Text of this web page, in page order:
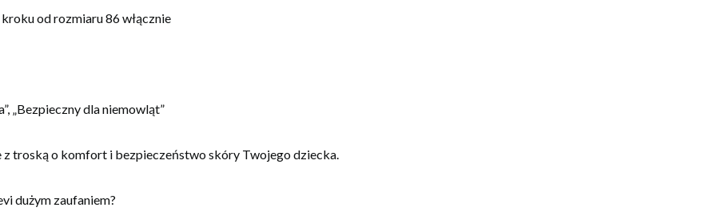
od rozmiaru 86 włącznie
„Bezpieczny dla niemowląt”
z troską o komfort i bezpieczeństwo skóry Twojego dziecka.
dużym zaufaniem?